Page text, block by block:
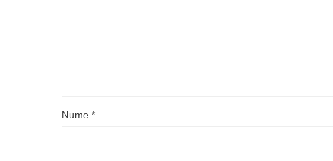
Nume *